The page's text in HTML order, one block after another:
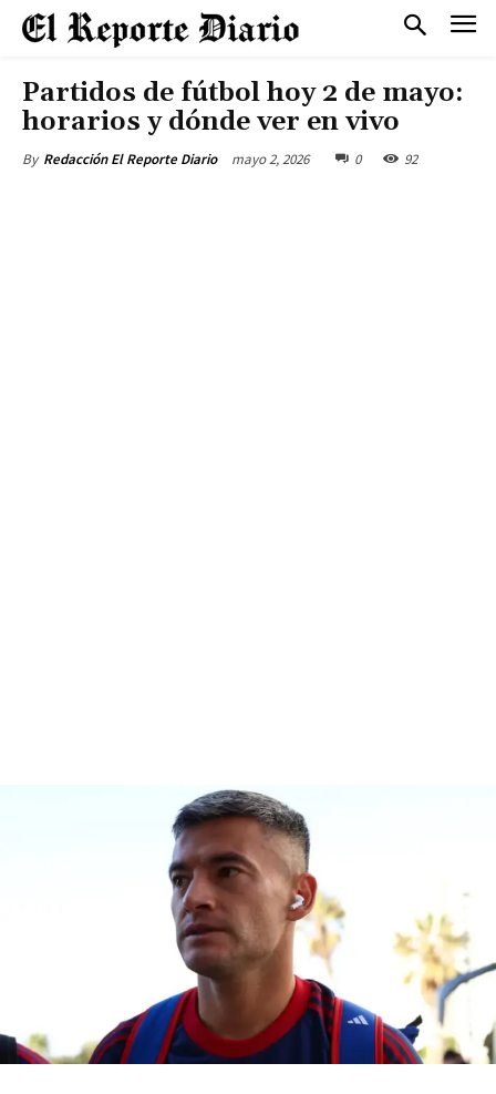
Partidos de fútbol hoy 2 de mayo:
horarios y dónde ver en vivo
By Redacción El Reporte Diario mayo 2, 2026 0 92